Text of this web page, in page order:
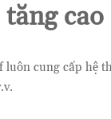
cung cấp hệ